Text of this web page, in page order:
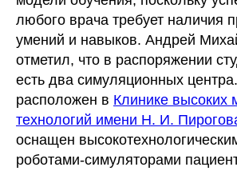
любого врача требует наличия
умений и навыков. Андрей
отметил, что в распоряжении
есть два симуляционных
расположен в Клинике высоких
технологий имени Н. И.
оснащен
роботами-симуляторами